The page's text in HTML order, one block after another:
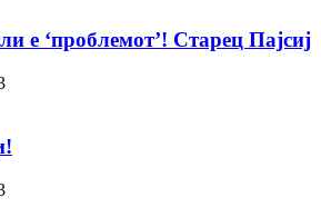
е ‘проблемот’! Старец Пајсиј